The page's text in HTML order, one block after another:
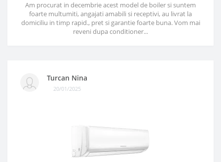
Am procurat in decembrie acest model de boiler si suntem
foarte multumiti, angajati amabili si receptivi, au livrat la
domiciliu in timp rapid., pret si garantie foarte buna. Vom mai
reveni dupa conditioner...
Turcan Nina
20/01/2025